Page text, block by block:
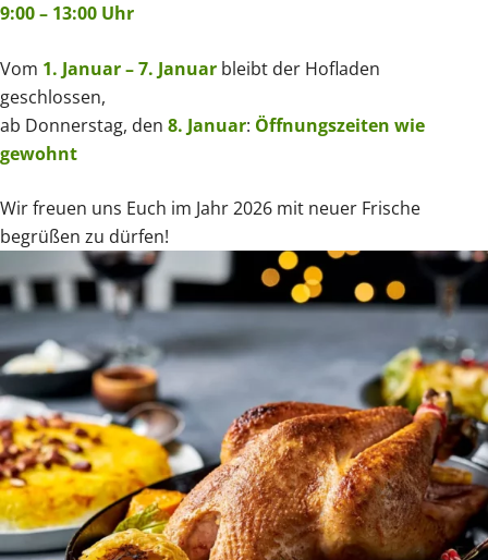
9:00 – 13:00 Uhr
Vom 1. Januar – 7. Januar bleibt der Hofladen
geschlossen,
ab Donnerstag, den 8. Januar: Öffnungszeiten wie
gewohnt
Wir freuen uns Euch im Jahr 2026 mit neuer Frische
begrüßen zu dürfen!